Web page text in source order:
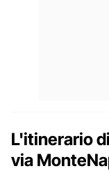
L'itinerario
via